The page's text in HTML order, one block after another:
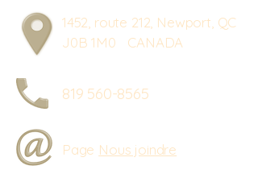
1452, route 212, Newport, QC
J0B 1M0 CANADA
819 560-8565
Page Nous joindre